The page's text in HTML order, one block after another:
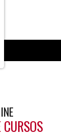
CONTRASEÑA